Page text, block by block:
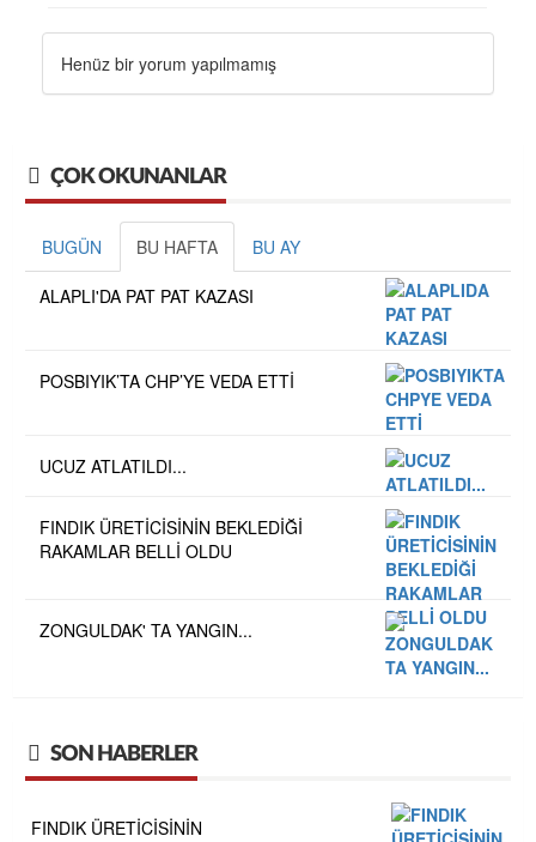
Henüz bir yorum yapılmamış
ÇOK OKUNANLAR
BUGÜN BU HAFTA BU AY
ALAPLI'DA PAT PAT KAZASI
POSBIYIK’TA CHP’YE VEDA ETTİ
UCUZ ATLATILDI...
FINDIK ÜRETİCİSİNİN BEKLEDİĞİ
RAKAMLAR BELLİ OLDU
ZONGULDAK' TA YANGIN...
SON HABERLER
FINDIK ÜRETİCİSİNİN